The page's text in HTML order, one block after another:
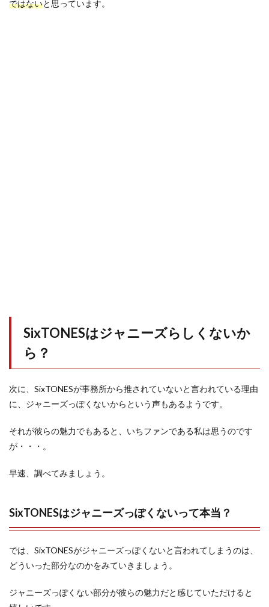
ではないと思っています。
SixTONESはジャニーズらしくないか
ら？
次に、SixTONESが事務所から推されていないと言われている理由
に、ジャニーズっぽくないからという声もあるようです。
それが彼らの魅力でもあると、いちファンである私は思うのです
が・・・。
早速、調べてみましょう。
SixTONESはジャニーズっぽくないって本当？
では、SixTONESがジャニーズっぽくないと言われてしまうのは、
どういった部分なのかをみていきましょう。
ジャニーズっぽくない部分が彼らの魅力だと感じていただけると